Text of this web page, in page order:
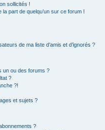
sollicités !
part de quelqu’un sur ce forum !
de ma liste d’amis et d’ignorés ?
un ou des forums ?
?
?!
et sujets ?
?